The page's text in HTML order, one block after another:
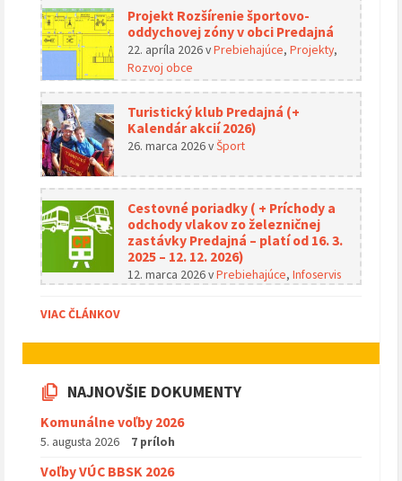
Projekt Rozšírenie športovo-
oddychovej zóny v obci Predajná
22. apríla 2026vPrebiehajúce, Projekty,
Rozvoj obce
Turistický klub Predajná (+
Kalendár akcií 2026)
26. marca 2026vŠport
Cestovné poriadky ( + Príchody a
odchody vlakov zo železničnej
zastávky Predajná – platí od 16. 3.
2025 – 12. 12. 2026)
12. marca 2026vPrebiehajúce, Infoservis
VIAC ČLÁNKOV
NAJNOVŠIE DOKUMENTY
Komunálne voľby 2026
5. augusta 2026 7 príloh
Voľby VÚC BBSK 2026